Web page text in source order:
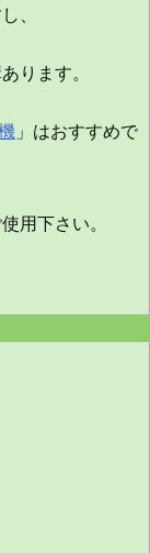
、
ります。
」はおすすめで
用下さい。